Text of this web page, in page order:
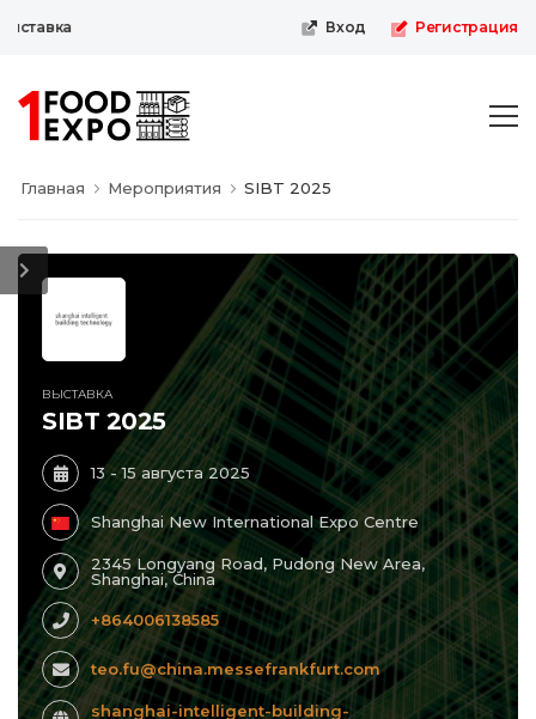
Вход Регистрация
Главная Мероприятия SIBT 2025
ВЫСТАВКА
SIBT 2025
13 - 15 августа 2025
Shanghai New International Expo Centre
2345 Longyang Road, Pudong New Area,
Shanghai, China
+864006138585
teo.fu@china.messefrankfurt.com
shanghai-intelligent-building-